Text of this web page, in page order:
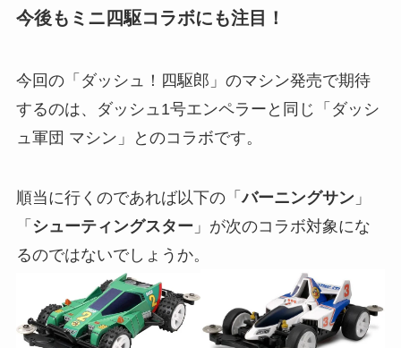
今後もミニ四駆コラボにも注目！
今回の「ダッシュ！四駆郎」のマシン発売で期待
するのは、ダッシュ1号エンペラーと同じ「ダッシ
ュ軍団 マシン」とのコラボです。
順当に行くのであれば以下の「バーニングサン」
「 シューティングスター 」が次のコラボ対象にな
るのではないでしょうか。